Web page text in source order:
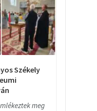
Székely
meg